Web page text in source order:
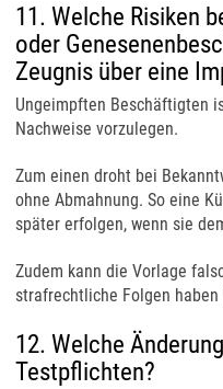
11. Welche Risiken
oder
Zeugnis über eine
Ungeimpften Beschäftigten
Nachweise vorzulegen.
Zum einen droht bei
ohne Abmahnung. So eine
später erfolgen, wenn sie
Zudem kann die Vorlage
strafrechtliche Folgen
12. Welche
Testpflichten?